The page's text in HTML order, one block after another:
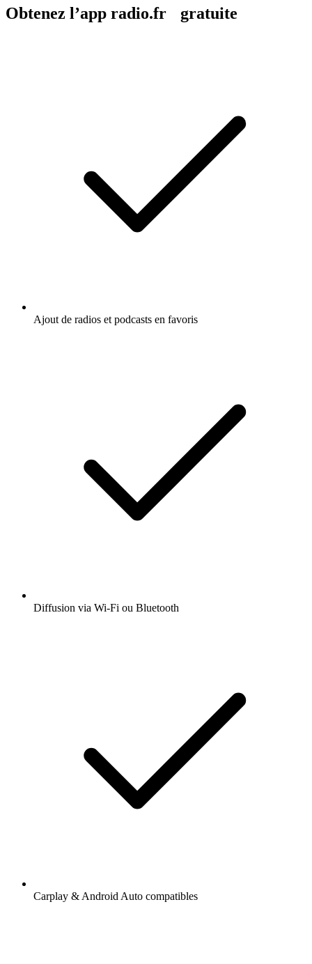
Obtenez l’app radio.fr gratuite
Ajout de radios et podcasts en favoris
Diffusion via Wi-Fi ou Bluetooth
Carplay & Android Auto compatibles